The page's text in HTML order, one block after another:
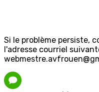
Si le problème persiste,
l'adresse courriel